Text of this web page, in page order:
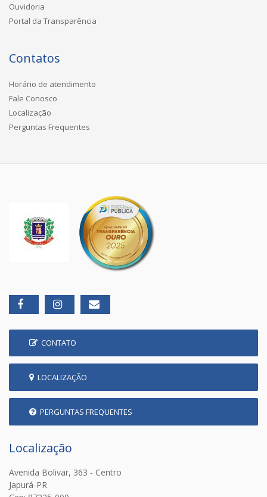
Ouvidoria
Portal da Transparência
Contatos
Horário de atendimento
Fale Conosco
Localização
Perguntas Frequentes
CONTATO
LOCALIZAÇÃO
PERGUNTAS FREQUENTES
Localização
Avenida Bolivar, 363 - Centro
Japurá-PR